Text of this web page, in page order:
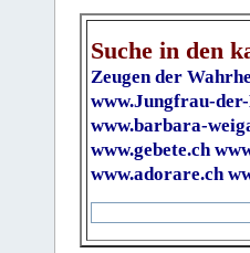
Suche in den
Zeugen der
www.Jungfrau-
www.barbara-
www.gebete.ch
www.adorare.ch